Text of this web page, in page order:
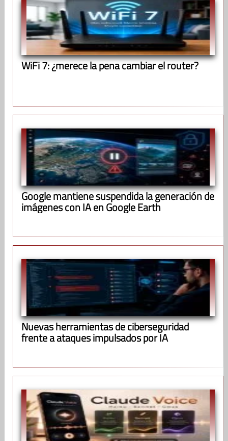
WiFi 7: ¿merece la pena cambiar el router?
Google mantiene suspendida la generación de
imágenes con IA en Google Earth
Nuevas herramientas de ciberseguridad
frente a ataques impulsados por IA